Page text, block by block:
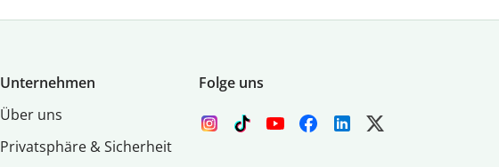
Unternehmen
Über uns
Privatsphäre & Sicherheit
Folge uns